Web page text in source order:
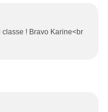
! Bravo Karine<br